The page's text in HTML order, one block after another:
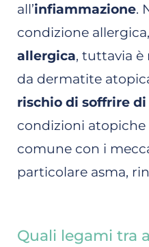
all’infiammazione.
condizione
allergica, tuttavia è
da dermatite
rischio di soffrire
condizioni
comune con i
particolare asma,
Quali legami tra